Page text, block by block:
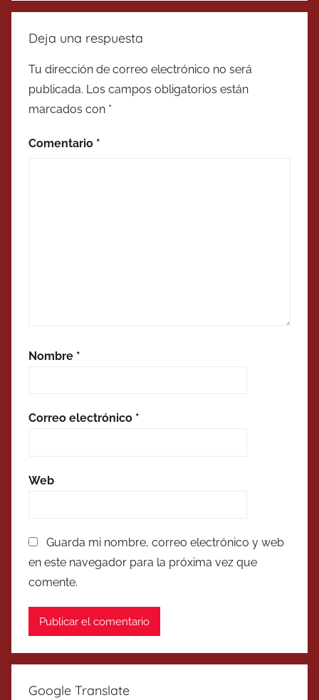
Deja una respuesta
Tu dirección de correo electrónico no será
publicada. Los campos obligatorios están
marcados con *
Comentario *
Nombre *
Correo electrónico *
Web
Guarda mi nombre, correo electrónico y web
en este navegador para la próxima vez que
comente.
Google Translate